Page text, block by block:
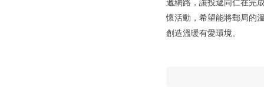
懷活動，希望能將郵局的
創造溫暖有愛環境。